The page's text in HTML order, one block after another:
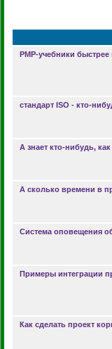
PMP-учебники
стандарт ISO - кто-
А знает кто-нибудь,
А сколько времени в
Система оповещения
Примеры интеграции
Как сделать проект